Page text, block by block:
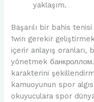
yaklaşım.
Başarılı bir bahis
1win gerekir
içerir anlayış oranları,
yönetmek
karakterini
kamuoyunun spor
okuyuculara spor